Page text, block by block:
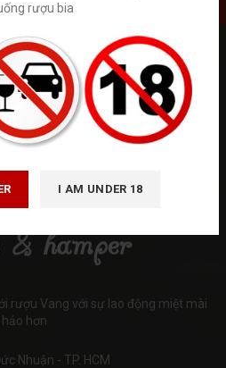
rượu bia
I AM UNDER 18
NĐ-CP của Chính phủ và luật
kinh doanh bán hàng qua mạng.
chia sẻ kiến thức về rượu ngoại hoạt
không kinh doanh trực tiếp bán trên
đến các cửa hàng và hệ thống siêu
khảo)
rượu Vang với sự lao động miệt mài
hơn
Nhuận - TP. HCM